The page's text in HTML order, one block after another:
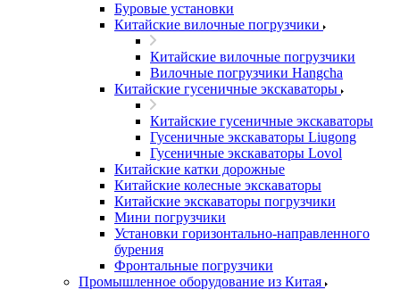
Буровые установки
Китайские вилочные погрузчики
Китайские вилочные погрузчики
Вилочные погрузчики Hangcha
Китайские гусеничные экскаваторы
Китайские гусеничные экскаваторы
Гусеничные экскаваторы Liugong
Гусеничные экскаваторы Lovol
Китайские катки дорожные
Китайские колесные экскаваторы
Китайские экскаваторы погрузчики
Мини погрузчики
Установки горизонтально-направленного
бурения
Фронтальные погрузчики
Промышленное оборудование из Китая